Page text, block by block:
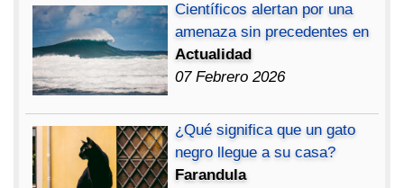
Científicos alertan por una
amenaza sin precedentes en
Actualidad
07 Febrero 2026
¿Qué significa que un gato
negro llegue a su casa?
Farandula